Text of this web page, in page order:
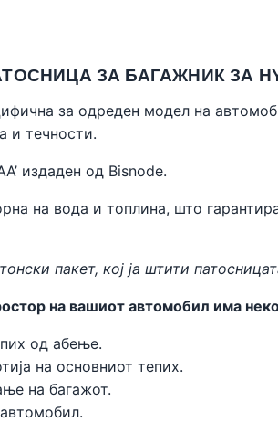
ЗА БАГАЖНИК ЗА
за одреден модел на
и течности.
издаден од Bisnode.
на вода и топлина, што
пакет, кој ја штити
на вашиот автомобил има
од абење.
на основниот тепих.
на багажот.